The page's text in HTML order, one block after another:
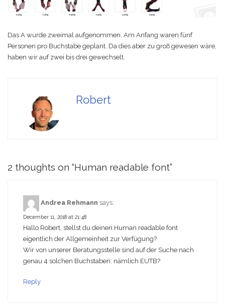
Das A wurde zweimal aufgenommen. Am Anfang waren fünf
Personen pro Buchstabe geplant. Da dies aber zu groß gewesen wäre,
haben wir auf zwei bis drei gewechselt.
Robert
2 thoughts on “Human readable font”
Andrea Rehmann says:
December 11, 2018 at 21:48
Hallo Robert, stellst du deinen Human readable font
eigentlich der Allgemeinheit zur Verfügung?
Wir von unserer Beratungsstelle sind auf der Suche nach
genau 4 solchen Buchstaben: nämlich EUTB?
Reply